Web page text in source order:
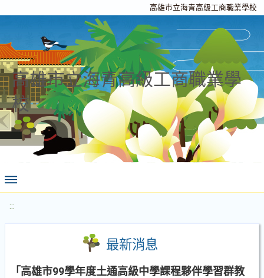
高雄市立海青高級工商職業學校
高雄市立海青高級工商職業學
校
:::
最新消息
「高雄市99學年度土通高級中學課程夥伴學習群教